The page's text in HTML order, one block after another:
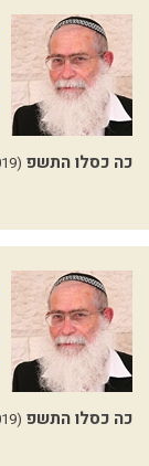
כה כסלו התשפ (23.12.2019)
כה כסלו התשפ (23.12.2019)